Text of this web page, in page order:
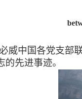
中国各党支部
先进事迹。